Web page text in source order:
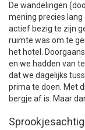
De wandelingen
mening precies lang
actief bezig te zijn
ruimte was om te
het hotel.
en we hadden van
dat we dagelijks
prima te doen. Met
bergje af is. Maar